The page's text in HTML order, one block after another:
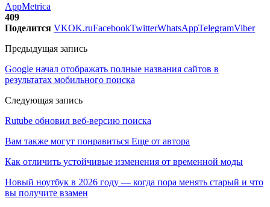
AppMetrica
409
Поделится VKOK.ruFacebookTwitterWhatsAppTelegramViber
Предыдущая запись
Google начал отображать полные названия сайтов в
результатах мобильного поиска
Следующая запись
Rutube обновил веб-версию поиска
Вам также могут понравиться Еще от автора
Как отличить устойчивые изменения от временной моды
Новый ноутбук в 2026 году — когда пора менять старый и что
вы получите взамен